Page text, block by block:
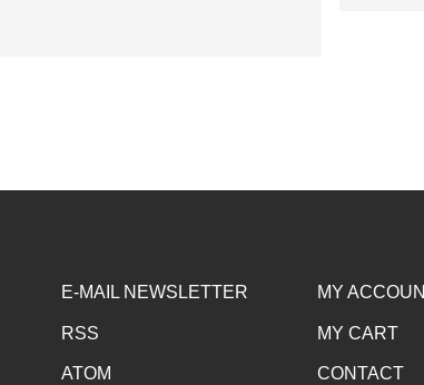
E-MAIL NEWSLETTER
RSS
ATOM
MY
MY CART
CONTACT